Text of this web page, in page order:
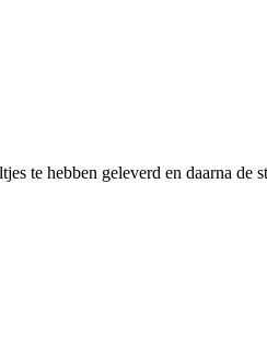
te hebben geleverd en daarna